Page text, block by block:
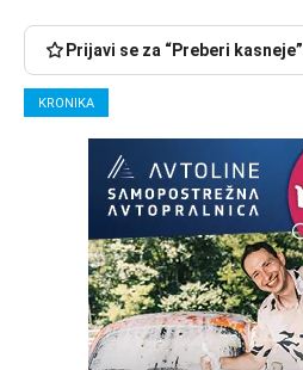
Prijavi se za “Preberi kasneje”
KRONIKA